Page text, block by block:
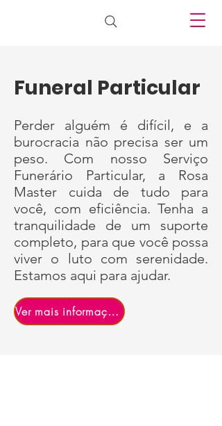
Funeral Particular
Perder alguém é difícil, e a
burocracia não precisa ser um
peso. Com nosso Serviço
Funerário Particular, a Rosa
Master cuida de tudo para
você, com eficiência. Tenha a
tranquilidade de um suporte
completo, para que você possa
viver o luto com serenidade.
Estamos aqui para ajudar.
Ver mais informações